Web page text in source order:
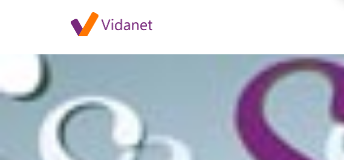
2016. december 1-jei ÁSZF változások